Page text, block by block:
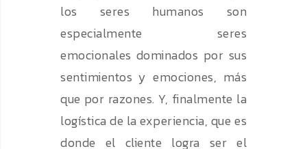
los seres humanos son
especialmente seres
emocionales dominados por sus
sentimientos y emociones, más
que por razones. Y, finalmente la
logística de la experiencia, que es
donde el cliente logra ser el